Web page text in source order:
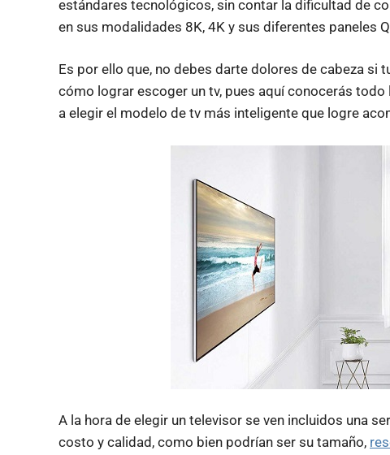
estándares tecnológicos, sin contar la dificultad de
en sus modalidades 8K, 4K y sus diferentes paneles
Es por ello que, no debes darte dolores de cabeza
cómo lograr escoger un tv, pues aquí conocerás
a elegir el modelo de tv más inteligente que logre
A la hora de elegir un televisor se ven incluidos una
costo y calidad, como bien podrían ser su tamaño,